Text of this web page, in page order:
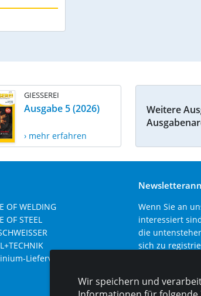
GIESSEREI
Ausgabe 5 (2026)
› mehr erfahren
Weitere
OF WELDING
OF STEEL
Lieferverzeichnis
Wenn Sie an
interessiert
die
sich zu
Wir speichern und